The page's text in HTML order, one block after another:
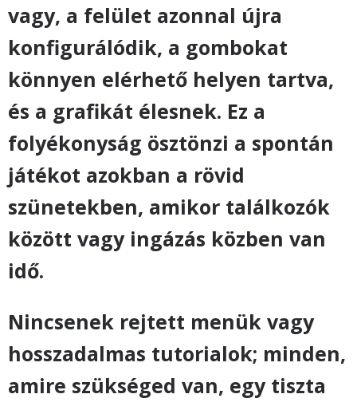
vagy, a felület azonnal újra
konfigurálódik, a gombokat
könnyen elérhető helyen tartva,
és a grafikát élesnek. Ez a
folyékonyság ösztönzi a spontán
játékot azokban a rövid
szünetekben, amikor találkozók
között vagy ingázás közben van
idő.
Nincsenek rejtett menük vagy
hosszadalmas tutorialok; minden,
amire szükséged van, egy tiszta